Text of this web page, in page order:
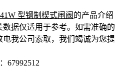
型钢制楔式闸阀 的产品介绍
据仅适用于参考。如需准确的
我公司索取，我们竭诚为您提
67992512